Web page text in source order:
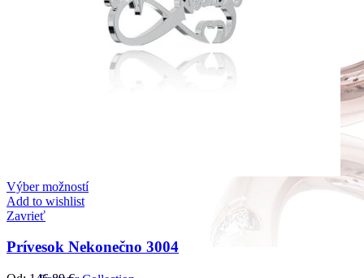
Výber možností
Add to wishlist
Zavrieť
Prívesok Nekonečno 3004